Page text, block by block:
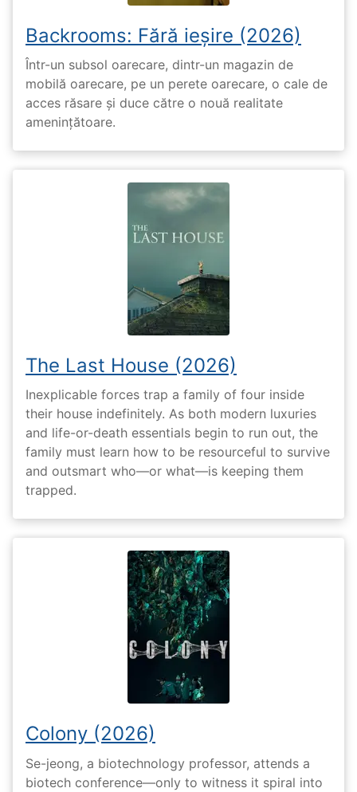
Backrooms: Fără ieșire (2026)
Într-un subsol oarecare, dintr-un magazin de
mobilă oarecare, pe un perete oarecare, o cale de
acces răsare și duce către o nouă realitate
amenințătoare.
The Last House (2026)
Inexplicable forces trap a family of four inside
their house indefinitely. As both modern luxuries
and life-or-death essentials begin to run out, the
family must learn how to be resourceful to survive
and outsmart who—or what—is keeping them
trapped.
Colony (2026)
Se-jeong, a biotechnology professor, attends a
biotech conference—only to witness it spiral into